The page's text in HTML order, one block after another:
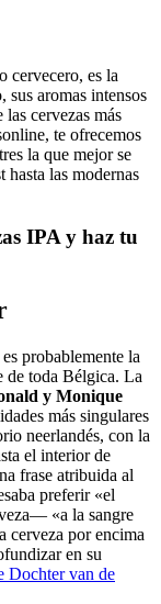
cervecero, es la
aromas intensos
cervezas más
te ofrecemos
la que mejor se
hasta las modernas
IPA y haz tu
es probablemente la
de toda Bélgica. La
y Monique
más singulares
neerlandés, con la
el interior de
frase atribuida al
preferir «el
«a la sangre
cerveza por encima
en su
Dochter van de